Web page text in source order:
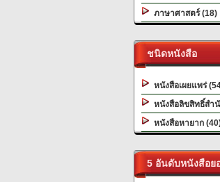
ภาษาศาสตร์ (18)
ชนิดหนังสือ
หนังสือเผยแพร่
หนังสือลิขสิทธิ์สำ
หนังสือหายาก
5 อันดับหนังสือย